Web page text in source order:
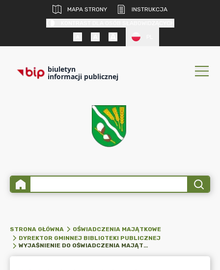
MAPA STRONY
INSTRUKCJA
biuletyn
informacji publicznej
STRONA GŁÓWNA
OŚWIADCZENIA MAJĄTKOWE
DYREKTOR GMINNEJ BIBLIOTEKI PUBLICZNEJ
WYJAŚNIENIE DO OŚWIADCZENIA MAJĄTKOWEGO ZA ROK 2024 DYREKTORA GMINNEJ BIBLIOTEKI PUBLICZNEJ W WIERZBINKU